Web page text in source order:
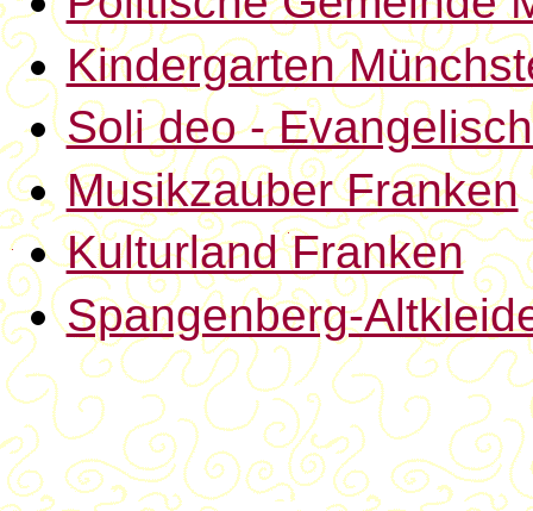
Kindergarten
Soli deo -
Musikzauber Franken
Kulturland Franken
Spangenberg-